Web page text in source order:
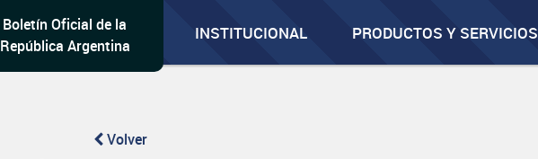
Boletín Oficial de la
República Argentina
INSTITUCIONAL PRODUCTOS Y SERVICIOS
Volver